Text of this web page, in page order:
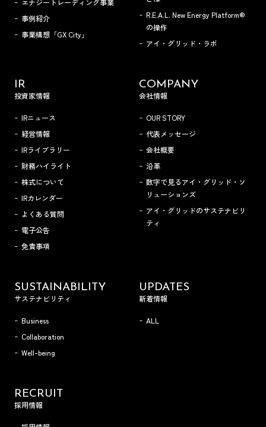
エナジートレーディング事業
事例紹介
事業構想「GX City」
R.E.A.L. New Energy Platform®
の操作
アイ・グリッド・ラボ
IR
投資家情報
IRニュース
経営情報
IRライブラリー
財務ハイライト
株式について
IRカレンダー
よくある質問
電子公告
免責事項
COMPANY
会社情報
OUR STORY
代表メッセージ
会社概要
沿革
数字で見るアイ・グリッド・ソ
リューションズ
アイ・グリッドのサステナビリ
ティ
SUSTAINABILITY
サステナビリティ
Business
Collaboration
Well-being
UPDATES
新着情報
ALL
RECRUIT
採用情報